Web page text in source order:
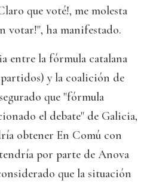
que voté!, me molesta
votar!", ha manifestado.
entre la fórmula catalana
y la coalición de
que "fórmula
el debate" de Galicia,
obtener En Comú con
por parte de Anova
que la situación